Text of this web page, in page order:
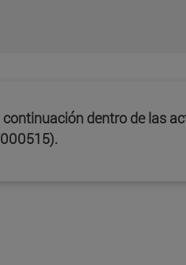
dentro de las
000515).